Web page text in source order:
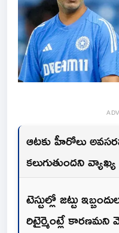
ఆటకు హీరోలు
కలుగుతుందని వ్యాఖ్య
టెస్టుల్లో జట్టు
రిటైర్మెంట్లే కారణమ‌ని